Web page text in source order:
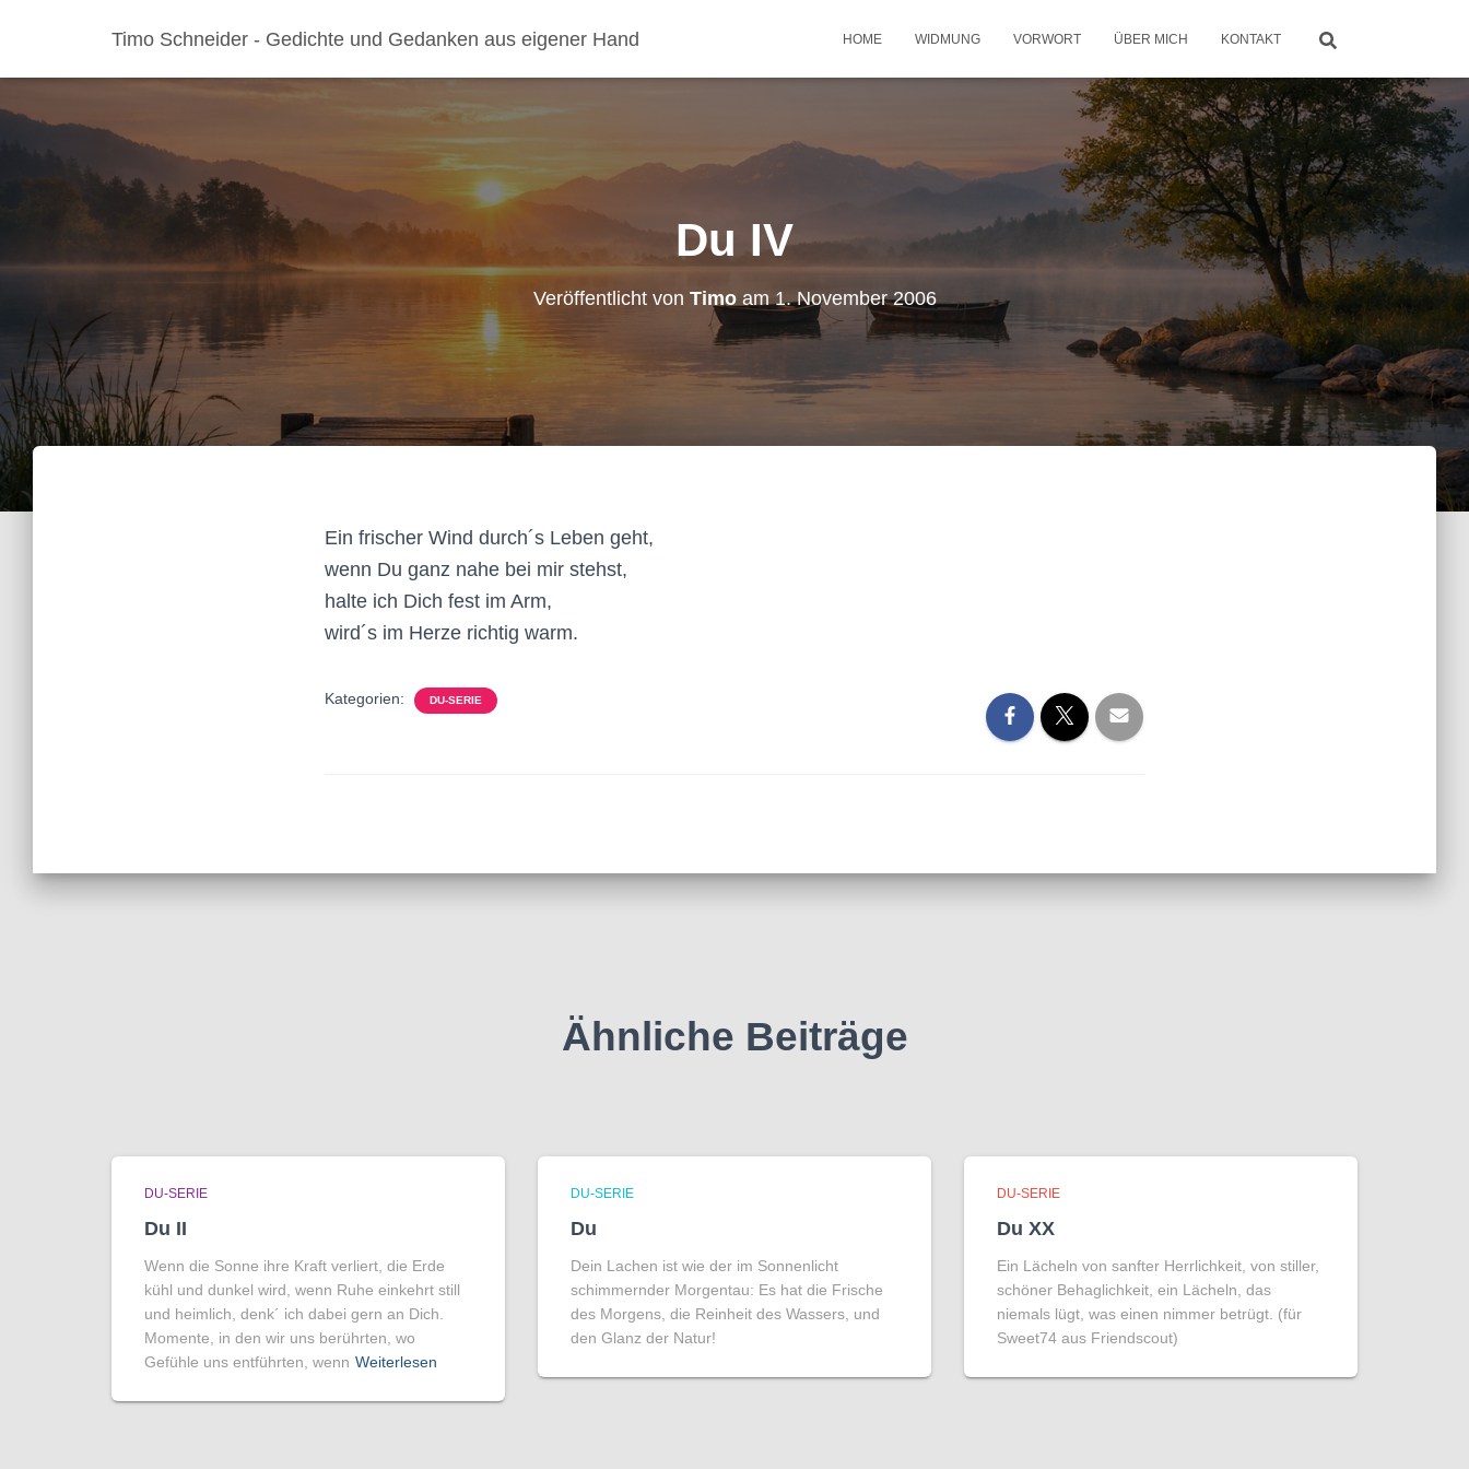
Timo Schneider - Gedichte und Gedanken aus eigener Hand HOME WIDMUNG VORWORT ÜBER MICH KONTAKT
Du IV
Veröffentlicht von Timoam1. November 2006
Ein frischer Wind durch´s Leben geht,
wenn Du ganz nahe bei mir stehst,
halte ich Dich fest im Arm,
wird´s im Herze richtig warm.
Kategorien: DU-SERIE
Ähnliche Beiträge
DU-SERIE
Du II
Wenn die Sonne ihre Kraft verliert, die Erde
kühl und dunkel wird, wenn Ruhe einkehrt still
und heimlich, denk´ ich dabei gern an Dich.
Momente, in den wir uns berührten, wo
Gefühle uns entführten, wenn Weiterlesen
DU-SERIE
Du
Dein Lachen ist wie der im Sonnenlicht
schimmernder Morgentau: Es hat die Frische
des Morgens, die Reinheit des Wassers, und
den Glanz der Natur!
DU-SERIE
Du XX
Ein Lächeln von sanfter Herrlichkeit, von stiller,
schöner Behaglichkeit, ein Lächeln, das
niemals lügt, was einen nimmer betrügt. (für
Sweet74 aus Friendscout)